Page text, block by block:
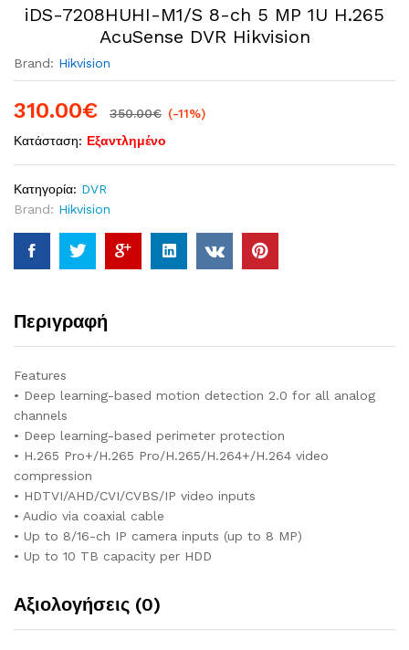
iDS-7208HUHI-M1/S 8-ch 5 MP 1U H.265
AcuSense DVR Hikvision
Brand: Hikvision
310.00€ 350.00€ (-11%)
Κατάσταση: Εξαντλημένο
Κατηγορία: DVR
Brand: Hikvision
Περιγραφή
Features
• Deep learning-based motion detection 2.0 for all analog
channels
• Deep learning-based perimeter protection
• H.265 Pro+/H.265 Pro/H.265/H.264+/H.264 video
compression
• HDTVI/AHD/CVI/CVBS/IP video inputs
• Audio via coaxial cable
• Up to 8/16-ch IP camera inputs (up to 8 MP)
• Up to 10 TB capacity per HDD
Αξιολογήσεις (0)